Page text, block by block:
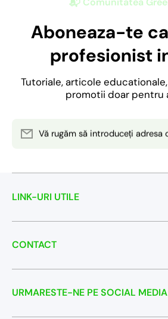
Aboneaza-te
profesionist
Tutoriale, articole
promotii doar pentru
Vă rugăm să introduceți adresa
LINK-URI UTILE
CONTACT
URMARESTE-NE PE SOCIAL MEDIA